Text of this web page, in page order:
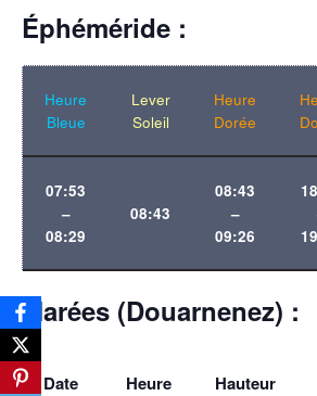
Éphéméride :
Heure
Bleue
Lever
Soleil
Heure
Dorée
07:53
–
08:29
08:43
08:43
–
09:26
Marées (Douarnenez) :
Date Heure Hauteur